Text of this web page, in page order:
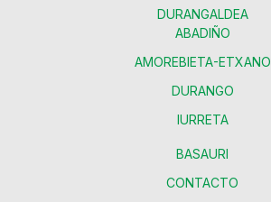
DURANGALDEA
ABADIÑO
AMOREBIETA-ETXANO
DURANGO
IURRETA
BASAURI
CONTACTO